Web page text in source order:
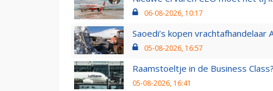
06-08-2026, 10:17
Saoedi’s kopen
05-08-2026, 16:57
Raamstoeltje in de Business
05-08-2026, 16:41